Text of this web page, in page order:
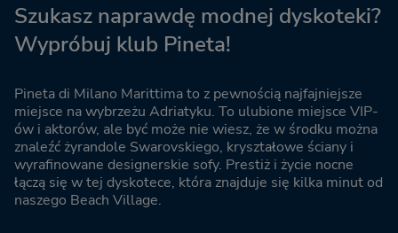
Szukasz naprawdę modnej dyskoteki?
Wypróbuj klub Pineta!
Pineta di Milano Marittima to z pewnością najfajniejsze
miejsce na wybrzeżu Adriatyku. To ulubione miejsce VIP-
ów i aktorów, ale być może nie wiesz, że w środku można
znaleźć żyrandole Swarovskiego, kryształowe ściany i
wyrafinowane designerskie sofy. Prestiż i życie nocne
łączą się w tej dyskotece, która znajduje się kilka minut od
naszego Beach Village.